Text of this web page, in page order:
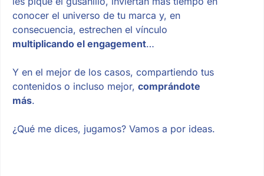
conocer el universo de tu marca y, en
consecuencia, estrechen el vínculo
multiplicando el engagement…
Y en el mejor de los casos, compartiendo tus
contenidos o incluso mejor, comprándote
más.
¿Qué me dices, jugamos? Vamos a por ideas.